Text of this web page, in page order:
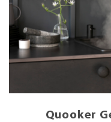
Quooker